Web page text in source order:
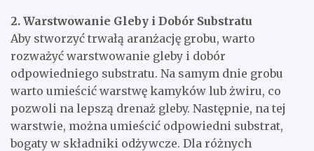
2. Warstwowanie Gleby i Dobór Substratu
Aby stworzyć trwałą aranżację grobu, warto
rozważyć warstwowanie gleby i dobór
odpowiedniego substratu. Na samym dnie grobu
warto umieścić warstwę kamyków lub żwiru, co
pozwoli na lepszą drenaż gleby. Następnie, na tej
warstwie, można umieścić odpowiedni substrat,
bogaty w składniki odżywcze. Dla różnych